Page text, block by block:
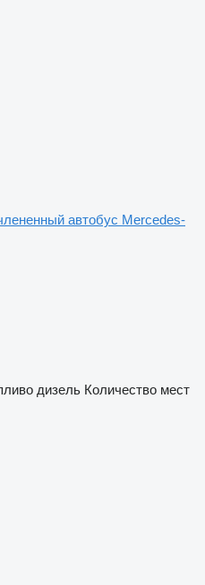
автобус Mercedes-
дизель Количество мест